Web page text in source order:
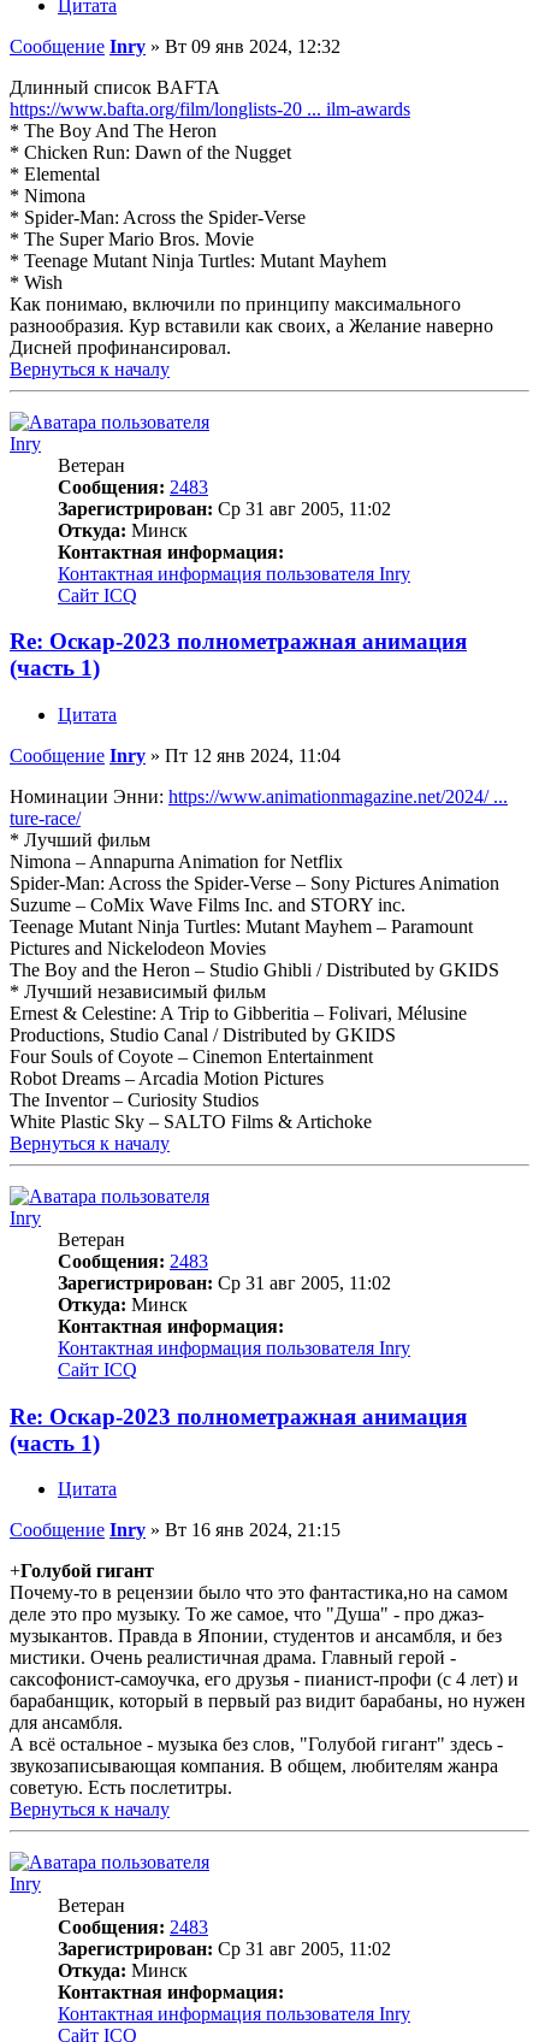
Цитата
Сообщение Inry » Вт 09 янв 2024, 12:32
Длинный список BAFTA
https://www.bafta.org/film/longlists-20 ... ilm-awards
* The Boy And The Heron
* Chicken Run: Dawn of the Nugget
* Elemental
* Nimona
* Spider-Man: Across the Spider-Verse
* The Super Mario Bros. Movie
* Teenage Mutant Ninja Turtles: Mutant Mayhem
* Wish
Как понимаю, включили по принципу максимального
разнообразия. Кур вставили как своих, а Желание наверно
Дисней профинансировал.
Вернуться к началу
Inry
Ветеран
Сообщения: 2483
Зарегистрирован: Ср 31 авг 2005, 11:02
Откуда: Минск
Контактная информация:
Контактная информация пользователя Inry
Сайт ICQ
Re: Оскар-2023 полнометражная анимация
(часть 1)
Цитата
Сообщение Inry » Пт 12 янв 2024, 11:04
Номинации Энни: https://www.animationmagazine.net/2024/ ...
ture-race/
* Лучший фильм
Nimona – Annapurna Animation for Netflix
Spider-Man: Across the Spider-Verse – Sony Pictures Animation
Suzume – CoMix Wave Films Inc. and STORY inc.
Teenage Mutant Ninja Turtles: Mutant Mayhem – Paramount
Pictures and Nickelodeon Movies
The Boy and the Heron – Studio Ghibli / Distributed by GKIDS
* Лучший независимый фильм
Ernest & Celestine: A Trip to Gibberitia – Folivari, Mélusine
Productions, Studio Canal / Distributed by GKIDS
Four Souls of Coyote – Cinemon Entertainment
Robot Dreams – Arcadia Motion Pictures
The Inventor – Curiosity Studios
White Plastic Sky – SALTO Films & Artichoke
Вернуться к началу
Inry
Ветеран
Сообщения: 2483
Зарегистрирован: Ср 31 авг 2005, 11:02
Откуда: Минск
Контактная информация:
Контактная информация пользователя Inry
Сайт ICQ
Re: Оскар-2023 полнометражная анимация
(часть 1)
Цитата
Сообщение Inry » Вт 16 янв 2024, 21:15
+Голубой гигант
Почему-то в рецензии было что это фантастика,но на самом
деле это про музыку. То же самое, что "Душа" - про джаз-
музыкантов. Правда в Японии, студентов и ансамбля, и без
мистики. Очень реалистичная драма. Главный герой -
саксофонист-самоучка, его друзья - пианист-профи (с 4 лет) и
барабанщик, который в первый раз видит барабаны, но нужен
для ансамбля.
А всё остальное - музыка без слов, "Голубой гигант" здесь -
звукозаписывающая компания. В общем, любителям жанра
советую. Есть послетитры.
Вернуться к началу
Inry
Ветеран
Сообщения: 2483
Зарегистрирован: Ср 31 авг 2005, 11:02
Откуда: Минск
Контактная информация:
Контактная информация пользователя Inry
Сайт ICQ